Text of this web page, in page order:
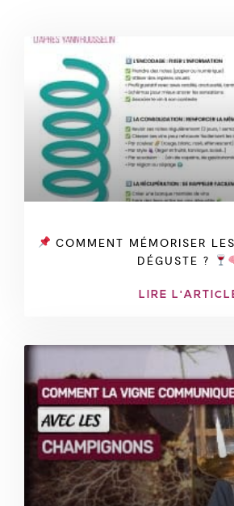
COMMENT MÉMORISER
DÉGUSTE ?
LIRE